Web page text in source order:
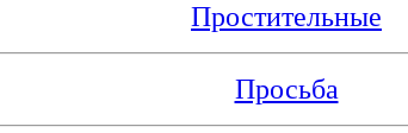
Простительные
Просьба